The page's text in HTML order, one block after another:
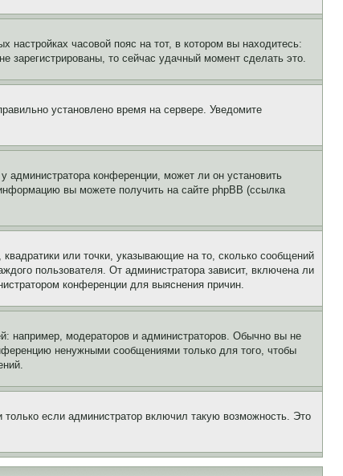
часовой пояс на тот, в котором вы находитесь:
зарегистрированы, то сейчас удачный момент сделать это.
установлено время на сервере. Уведомите
администратора конференции, может ли он установить
вы можете получить на сайте phpBB (ссылка
или точки, указывающие на то, сколько сообщений
пользователя. От администратора зависит, включена ли
конференции для выяснения причин.
например, модераторов и администраторов. Обычно вы не
ненужными сообщениями только для того, чтобы
если администратор включил такую возможность. Это